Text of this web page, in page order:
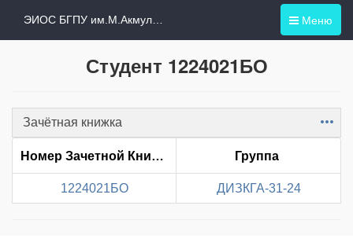
Меню
Студент 1224021БО
Зачётная книжка Item
Номер Зачетной Книжки Группа
1224021БО ДИЗКГА-31-24